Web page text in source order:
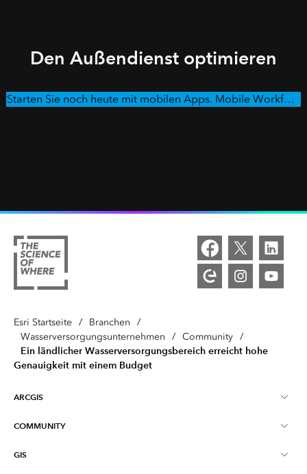
Den Außendienst optimieren
Starten Sie noch heute mit mobilen Apps. Mobile Workforce Lösungen kennenlernen.
Esri Startseite / Branchen
/
Wasserversorgungsunternehmen
/ Community /
Ein ländlicher Wasserversorgungsbereich erreicht hohe
Genauigkeit mit einem Budget
ARCGIS
ArcGIS – Überblick
Kartenerstellung
COMMUNITY
Esri Community
GIS